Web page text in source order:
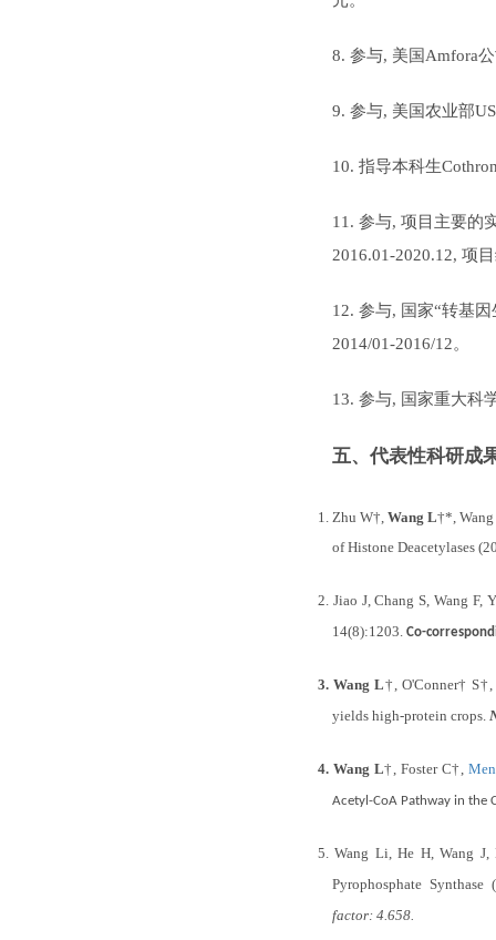
8. 参与, 美国 Amfora
9. 参与, 美国农业部
10. 指导本科生
11. 参与, 项目主要的
2016.01-2020.12, 项
12. 参与, 国家“转基
2014/01-2016/12。
13. 参与, 国家重大科
五、代表性科研成
1. Zhu W† Wang L†* , Wang
of Histone Deacetylases
2. Jiao J, Chang S, Wang F,
14(8):1203. Co-
3. Wang L†, O'Conner† S†,
yields high-protein crops.
4. Wang L†, Foster C†,
Acetyl-CoA Pathway in the
5.Wang Li, He H, Wang J,
Pyrophosphate
factor: 4.658.